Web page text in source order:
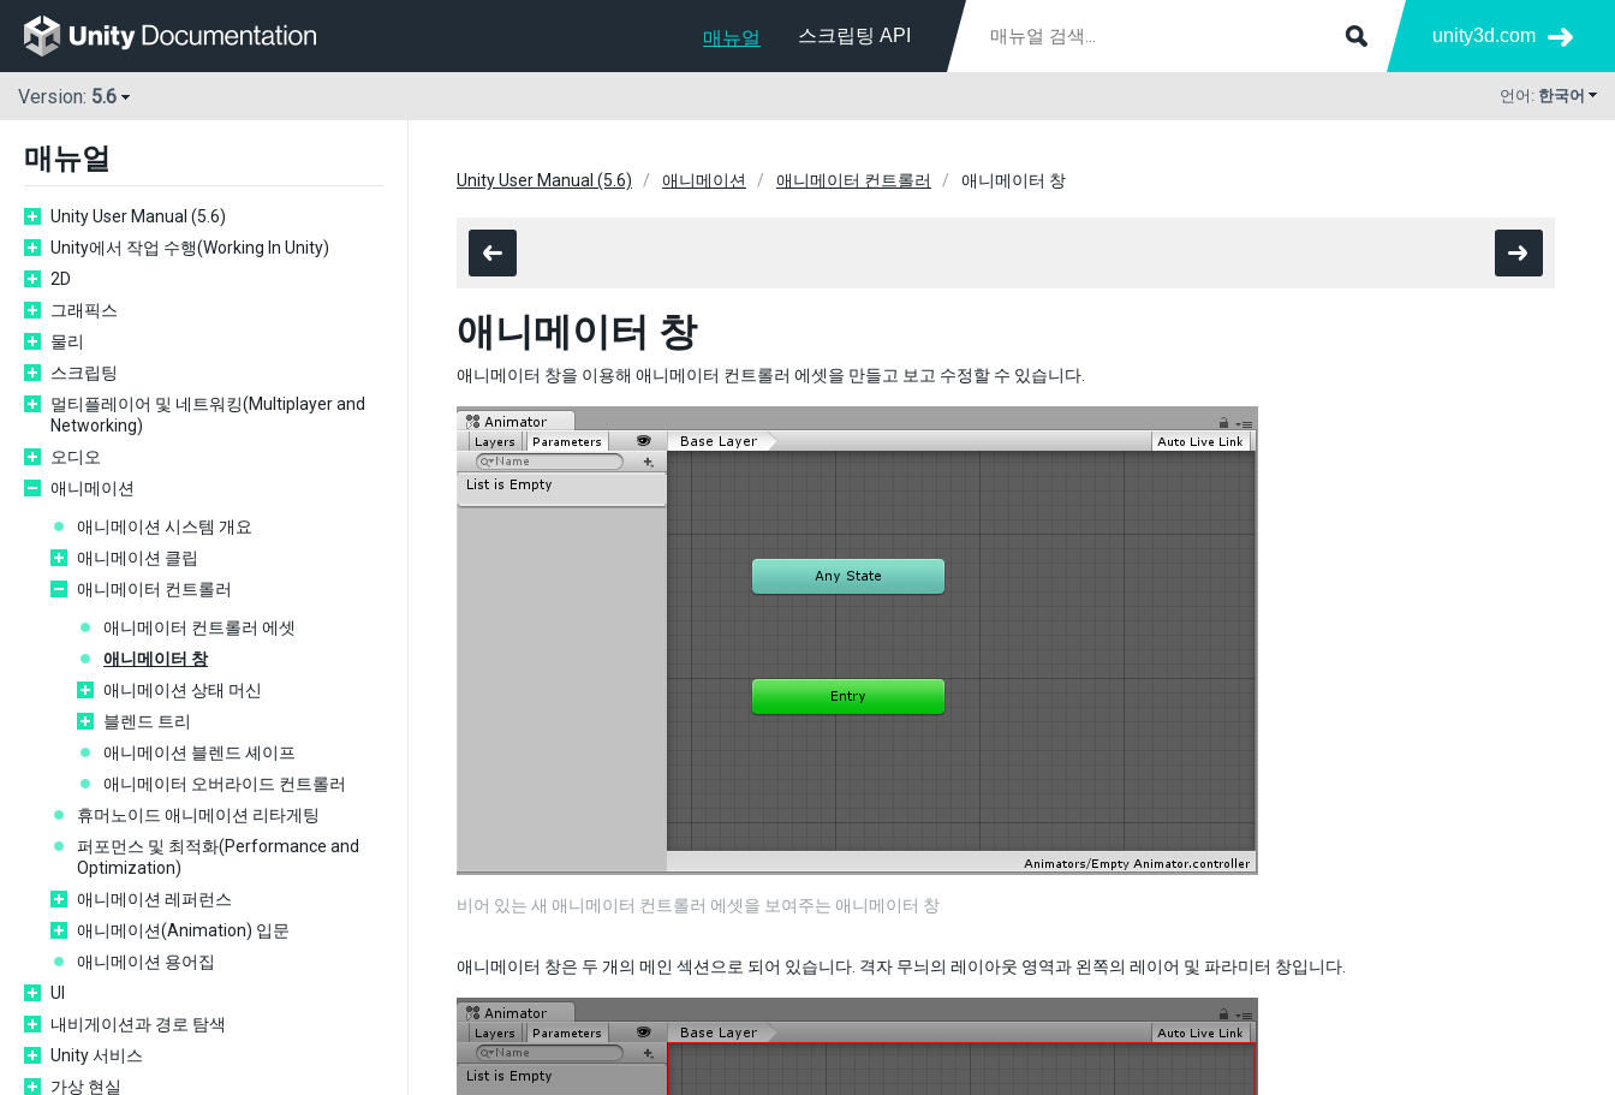
매뉴얼 스크립팅 API unity3d.com
Version: 5.6 언어: 한국어
매뉴얼
Unity User Manual (5.6)
Unity에서 작업 수행(Working In Unity)
2D
그래픽스
물리
스크립팅
멀티플레이어 및 네트워킹(Multiplayer and
Networking)
오디오
애니메이션
애니메이션 시스템 개요
애니메이션 클립
애니메이터 컨트롤러
애니메이터 컨트롤러 에셋
애니메이터 창
애니메이션 상태 머신
블렌드 트리
애니메이션 블렌드 셰이프
애니메이터 오버라이드 컨트롤러
휴머노이드 애니메이션 리타게팅
퍼포먼스 및 최적화(Performance and
Optimization)
애니메이션 레퍼런스
애니메이션(Animation) 입문
애니메이션 용어집
UI
내비게이션과 경로 탐색
Unity 서비스
가상 현실
Unity User Manual (5.6) 애니메이션 애니메이터 컨트롤러 애니메이터 창
애니메이터 창
애니메이터 창을 이용해 애니메이터 컨트롤러 에셋을 만들고 보고 수정할 수 있습니다.
비어 있는 새 애니메이터 컨트롤러 에셋을 보여주는 애니메이터 창
애니메이터 창은 두 개의 메인 섹션으로 되어 있습니다. 격자 무늬의 레이아웃 영역과 왼쪽의 레이어 및 파라미터 창입니다.